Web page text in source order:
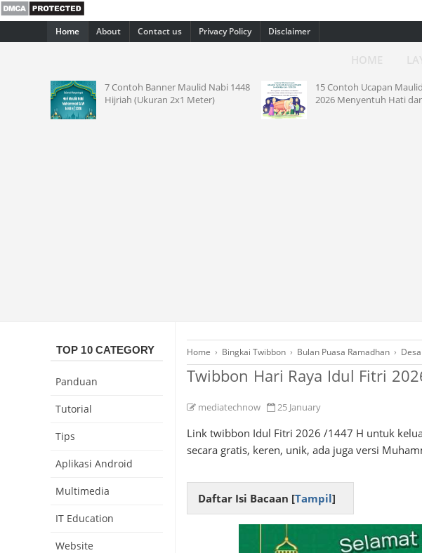
Home About Contact us Privacy Policy Disclaimer
7 Contoh Banner Maulid Nabi 1448
Hijriah (Ukuran 2x1 Meter)
15 Contoh Ucapan
2026 Menyentuh Hati
Home › Bingkai Twibbon › Bulan Puasa Ramadhan ›
Twibbon Hari Raya Idul Fitri
mediatechnow 25 January
Link twibbon Idul Fitri 2026 /1447 H untuk
secara gratis, keren, unik, ada juga versi
Daftar Isi Bacaan [Tampil]
TOP 10 CATEGORY
Panduan
Tutorial
Tips
Aplikasi Android
Multimedia
IT Education
Website